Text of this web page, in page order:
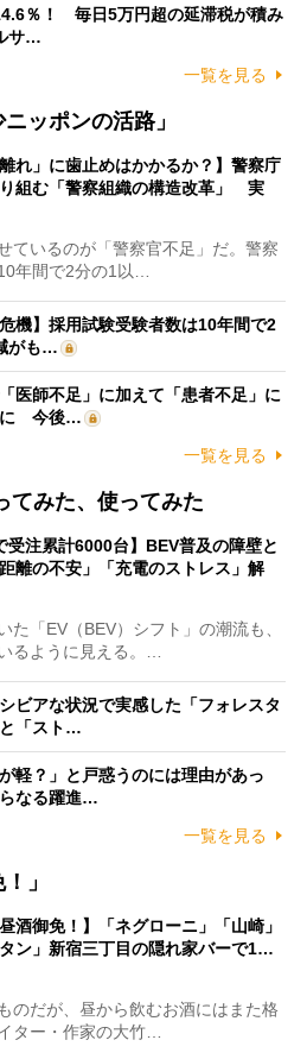
％！ 毎日5万円超の延滞税が積み
サ…
一覧を見る
ッポンの活路」
離れ」に歯止めはかかるか？】警察庁
組む「警察組織の構造改革」 実
ているのが「警察官不足」だ。警察
年間で2分の1以…
機】採用試験受験者数は10年間で2
がも…
医師不足」に加えて「患者不足」に
に 今後…
一覧を見る
てみた、使ってみた
受注累計6000台】BEV普及の障壁と
離の不安」「充電のストレス」解
「EV（BEV）シフト」の潮流も、
るように見える。…
ビアな状況で実感した「フォレスタ
「スト…
軽？」と戸惑うのには理由があっ
なる躍進…
一覧を見る
」
酒御免！】「ネグローニ」「山崎」
タン」新宿三丁目の隠れ家バーで1…
のだが、昼から飲むお酒にはまた格
ー・作家の大竹…